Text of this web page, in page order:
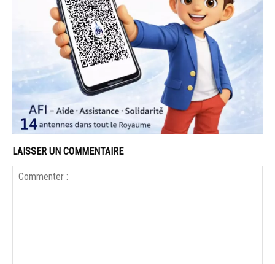
LAISSER UN COMMENTAIRE